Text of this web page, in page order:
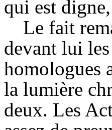
qui est
Le fait
devant lui
homologues
la lumière
deux. Les